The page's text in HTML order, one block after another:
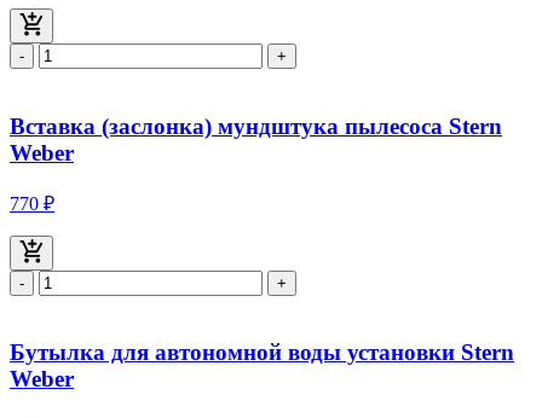
- +
Вставка (заслонка) мундштука пылесоса Stern
Weber
770 ₽
- +
Бутылка для автономной воды установки Stern
Weber